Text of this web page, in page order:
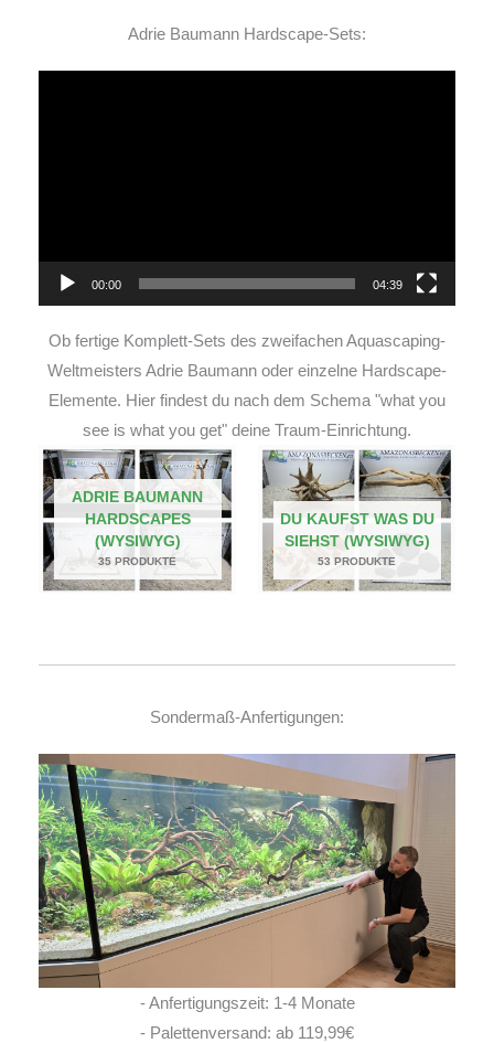
Adrie Baumann Hardscape-Sets:
00:00 04:39
Ob fertige Komplett-Sets des zweifachen Aquascaping-
Weltmeisters Adrie Baumann oder einzelne Hardscape-
Elemente. Hier findest du nach dem Schema "what you
see is what you get" deine Traum-Einrichtung.
ADRIE BAUMANN
HARDSCAPES
(WYSIWYG)
35 PRODUKTE
DU KAUFST WAS DU
SIEHST (WYSIWYG)
53 PRODUKTE
Sondermaß-Anfertigungen:
- Anfertigungszeit: 1-4 Monate
- Palettenversand: ab 119,99€